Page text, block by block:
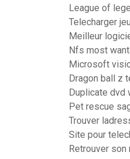
League of
Telecharger
Meilleur
Nfs most
Microsoft
Dragon ball z
Duplicate dvd
Pet rescue
Trouver
Site pour
Retrouver